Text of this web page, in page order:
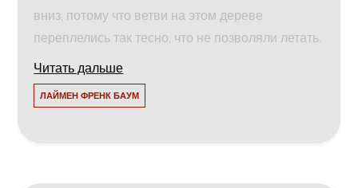
вниз, потому что ветви на этом дереве
переплелись так тесно, что не позволяли летать.
Читать дальше
ЛАЙМЕН ФРЕНК БАУМ